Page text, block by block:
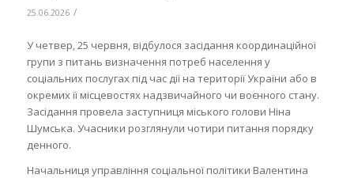
25.06.2026 /
У четвер, 25 червня, відбулося засідання координаційної
групи з питань визначення потреб населення у
соціальних послугах під час дії на території України або в
окремих її місцевостях надзвичайного чи воєнного стану.
Засідання провела заступниця міського голови Ніна
Шумська. Учасники розглянули чотири питання порядку
денного.
Начальниця управління соціальної політики Валентина